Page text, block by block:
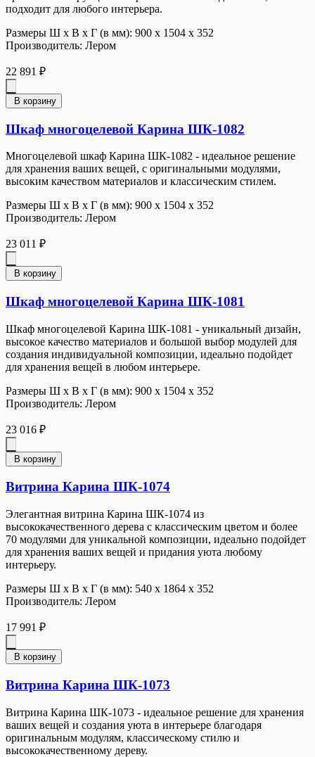
подходит для любого интерьера.
Размеры Ш x В x Г (в мм): 900 х 1504 х 352
Производитель: Лером
22 891 ₽
В корзину
Шкаф многоцелевой Карина ШК-1082
Многоцелевой шкаф Карина ШК-1082 - идеальное решение
для хранения ваших вещей, с оригинальными модулями,
высоким качеством материалов и классическим стилем.
Размеры Ш x В x Г (в мм): 900 х 1504 х 352
Производитель: Лером
23 011 ₽
В корзину
Шкаф многоцелевой Карина ШК-1081
Шкаф многоцелевой Карина ШК-1081 - уникальный дизайн,
высокое качество материалов и большой выбор модулей для
создания индивидуальной композиции, идеально подойдет
для хранения вещей в любом интерьере.
Размеры Ш x В x Г (в мм): 900 х 1504 х 352
Производитель: Лером
23 016 ₽
В корзину
Витрина Карина ШК-1074
Элегантная витрина Карина ШК-1074 из
высококачественного дерева с классическим цветом и более
70 модулями для уникальной композиции, идеально подойдет
для хранения ваших вещей и придания уюта любому
интерьеру.
Размеры Ш x В x Г (в мм): 540 х 1864 х 352
Производитель: Лером
17 991 ₽
В корзину
Витрина Карина ШК-1073
Витрина Карина ШК-1073 - идеальное решение для хранения
ваших вещей и создания уюта в интерьере благодаря
оригинальным модулям, классическому стилю и
высококачественному дереву.